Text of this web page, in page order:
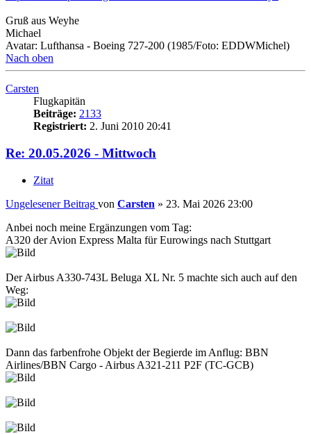
Gruß aus Weyhe
Michael
Avatar: Lufthansa - Boeing 727-200 (1985/Foto: EDDWMichel)
Nach oben
Carsten
Flugkapitän
Beiträge: 2133
Registriert: 2. Juni 2010 20:41
Re: 20.05.2026 - Mittwoch
Zitat
Ungelesener Beitrag von Carsten » 23. Mai 2026 23:00
Anbei noch meine Ergänzungen vom Tag:
A320 der Avion Express Malta für Eurowings nach Stuttgart
Der Airbus A330-743L Beluga XL Nr. 5 machte sich auch auf den
Weg:
Dann das farbenfrohe Objekt der Begierde im Anflug: BBN
Airlines/BBN Cargo - Airbus A321-211 P2F (TC-GCB)